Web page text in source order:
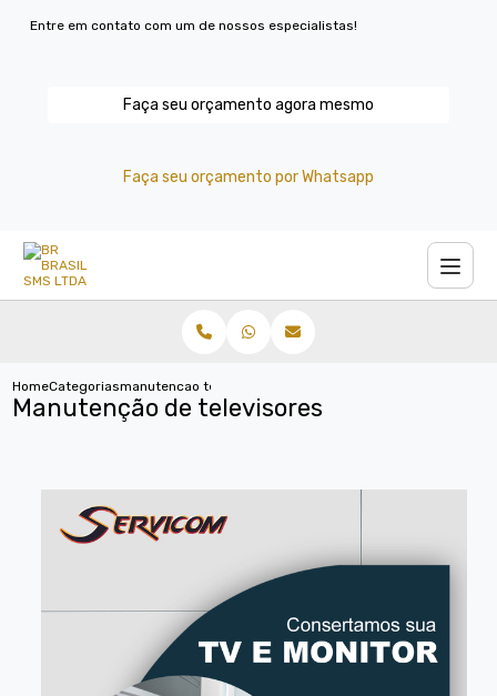
Entre em contato com um de nossos especialistas!
Faça seu orçamento agora mesmo
Faça seu orçamento por Whatsapp
HomeCategoriasmanutencao televisores
Manutenção de televisores